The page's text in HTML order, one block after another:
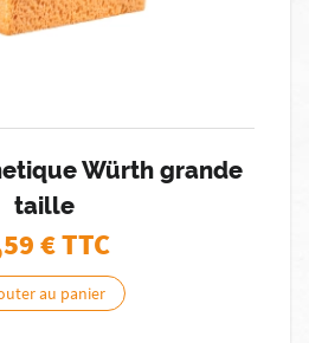
Würth grande
taille
€ TTC
au panier